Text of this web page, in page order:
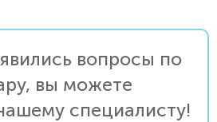
вопросы по
вы можете
специалисту!